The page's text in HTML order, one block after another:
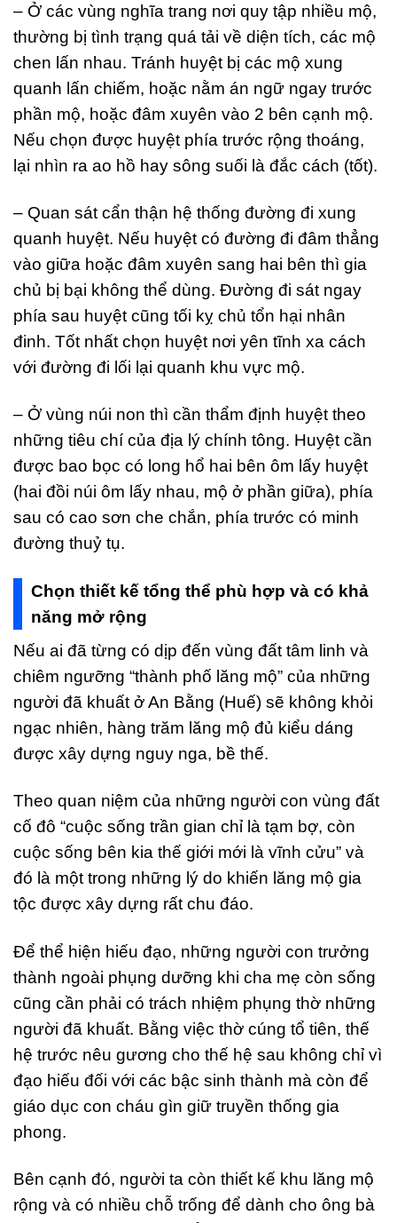
– Ở các vùng nghĩa trang nơi quy tập nhiều mộ,
thường bị tình trạng quá tải về diện tích, các mộ
chen lấn nhau. Tránh huyệt bị các mộ xung
quanh lấn chiếm, hoặc nằm án ngữ ngay trước
phần mộ, hoặc đâm xuyên vào 2 bên cạnh mộ.
Nếu chọn được huyệt phía trước rộng thoáng,
lại nhìn ra ao hồ hay sông suối là đắc cách (tốt).
– Quan sát cẩn thận hệ thống đường đi xung
quanh huyệt. Nếu huyệt có đường đi đâm thẳng
vào giữa hoặc đâm xuyên sang hai bên thì gia
chủ bị bại không thể dùng. Đường đi sát ngay
phía sau huyệt cũng tối kỵ chủ tổn hại nhân
đinh. Tốt nhất chọn huyệt nơi yên tĩnh xa cách
với đường đi lối lại quanh khu vực mộ.
– Ở vùng núi non thì cần thẩm định huyệt theo
những tiêu chí của địa lý chính tông. Huyệt cần
được bao bọc có long hổ hai bên ôm lấy huyệt
(hai đồi núi ôm lấy nhau, mộ ở phần giữa), phía
sau có cao sơn che chắn, phía trước có minh
đường thuỷ tụ.
Chọn thiết kế tổng thể phù hợp và có khả
năng mở rộng
Nếu ai đã từng có dịp đến vùng đất tâm linh và
chiêm ngưỡng “thành phố lăng mộ” của những
người đã khuất ở An Bằng (Huế) sẽ không khỏi
ngạc nhiên, hàng trăm lăng mộ đủ kiểu dáng
được xây dựng nguy nga, bề thế.
Theo quan niệm của những người con vùng đất
cố đô “cuộc sống trần gian chỉ là tạm bợ, còn
cuộc sống bên kia thế giới mới là vĩnh cửu” và
đó là một trong những lý do khiến lăng mộ gia
tộc được xây dựng rất chu đáo.
Để thể hiện hiếu đạo, những người con trưởng
thành ngoài phụng dưỡng khi cha mẹ còn sống
cũng cần phải có trách nhiệm phụng thờ những
người đã khuất. Bằng việc thờ cúng tổ tiên, thế
hệ trước nêu gương cho thế hệ sau không chỉ vì
đạo hiếu đối với các bậc sinh thành mà còn để
giáo dục con cháu gìn giữ truyền thống gia
phong.
Bên cạnh đó, người ta còn thiết kế khu lăng mộ
rộng và có nhiều chỗ trống để dành cho ông bà